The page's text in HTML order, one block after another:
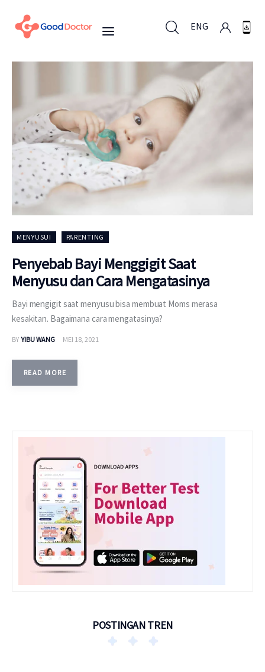
ENG
ENG
Untuk Bisnis
Untuk Anda
Mengapa Good Doctor
MENYUSUI PARENTING
Penyebab Bayi Menggigit Saat
Menyusu dan Cara Mengatasinya
Bayi mengigit saat menyusu bisa membuat Moms merasa
kesakitan. Bagaimana cara mengatasinya?
BY YIBU WANG MEI 18, 2021
READ MORE
POSTINGAN TREN